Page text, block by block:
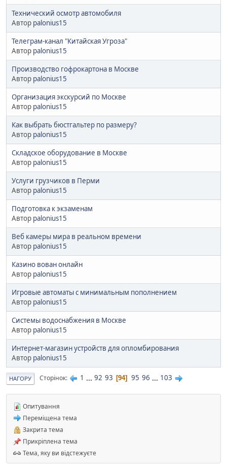
Технический осмотр автомобиля
Автор palonius15
Телеграм-канал "Китайская Угроза"
Автор palonius15
Производство гофрокартона в Москве
Автор palonius15
Организация экскурсий по Москве
Автор palonius15
Как выбрать бюстгальтер по размеру?
Автор palonius15
Складское оборудование в Москве
Автор palonius15
Услуги грузчиков в Перми
Автор palonius15
Подготовка к экзаменам
Автор palonius15
Веб камеры мира в реальном времени
Автор palonius15
Казино вован онлайн
Автор palonius15
Игровые автоматы с минимальным пополнением
Автор palonius15
Системы водоснабжения в Москве
Автор palonius15
Интернет-магазин устройств для опломбирования
Автор palonius15
НАГОРУ Сторінок 1 ... 92 93 94 95 96 ... 103
Опитування
Переміщена тема
Закрита тема
Прикріплена тема
Тема, яку ви відстежуєте